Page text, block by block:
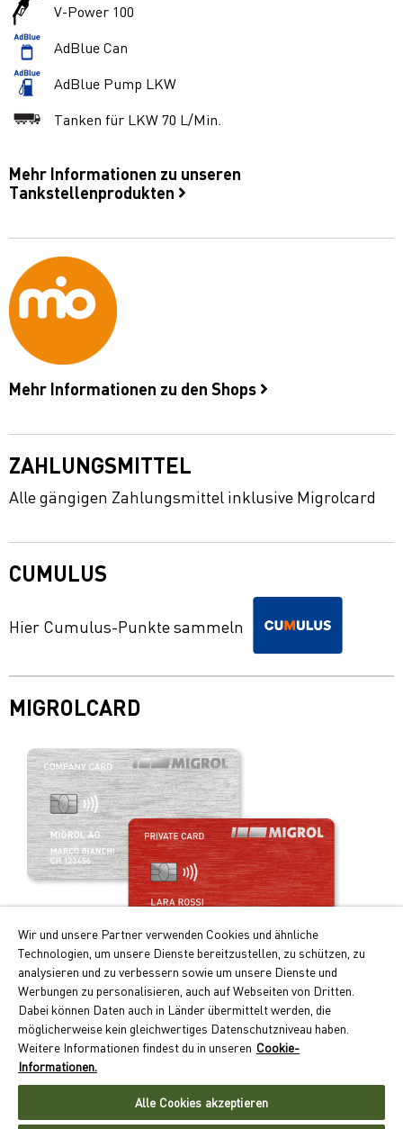
V-Power 100
AdBlue Can
AdBlue Pump LKW
Tanken für LKW 70 L/Min.
Mehr Informationen zu unseren
Tankstellenprodukten
Mehr Informationen zu den Shops
ZAHLUNGSMITTEL
Alle gängigen Zahlungsmittel inklusive Migrolcard
CUMULUS
Hier Cumulus-Punkte sammeln
MIGROLCARD
Ihre Vorteile auf einen Blick:
Doppelte Cumulus-Punkte beim Tanken und Laden
Kontaktloses Zahlen auf Monatsrechnung
Akzeptanz an über 550 Standorten schweizweit
Jetzt Migrolcard beantragen
Wir und unsere Partner verwenden Cookies und ähnliche
Technologien, um unsere Dienste bereitzustellen, zu schützen, zu
analysieren und zu verbessern sowie um unsere Dienste und
Werbungen zu personalisieren, auch auf Webseiten von Dritten.
Dabei können Daten auch in Länder übermittelt werden, die
möglicherweise kein gleichwertiges Datenschutzniveau haben.
Weitere Informationen findest du in unseren Cookie-
Informationen.
Alle Cookies akzeptieren